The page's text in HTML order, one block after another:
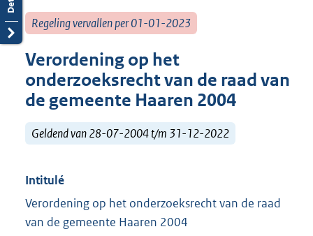
Regeling vervallen per 01-01-2023
Verordening op het
onderzoeksrecht van de raad van
de gemeente Haaren 2004
Geldend van 28-07-2004 t/m 31-12-2022
Intitulé
Verordening op het onderzoeksrecht van de raad
van de gemeente Haaren 2004